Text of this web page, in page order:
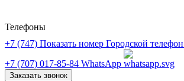
Телефоны
+7 (747) Показать номер Городской телефон
+7 (707) 017-85-84 WhatsApp
Заказать звонок